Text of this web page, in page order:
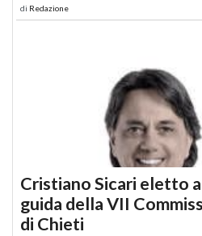
di Redazione
Cristiano Sicari eletto
guida della VII
di Chieti